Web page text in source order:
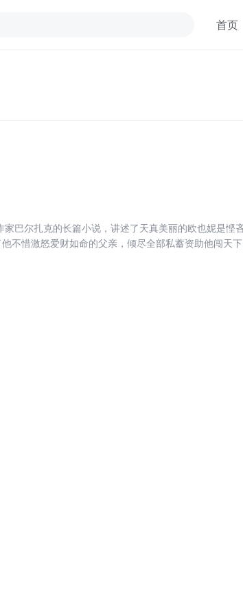
首页
家巴尔扎克的长篇小说，讲述了天真美丽的欧也妮是悭
不惜激怒爱财如命的父亲，倾尽全部私蓄资助他闯天